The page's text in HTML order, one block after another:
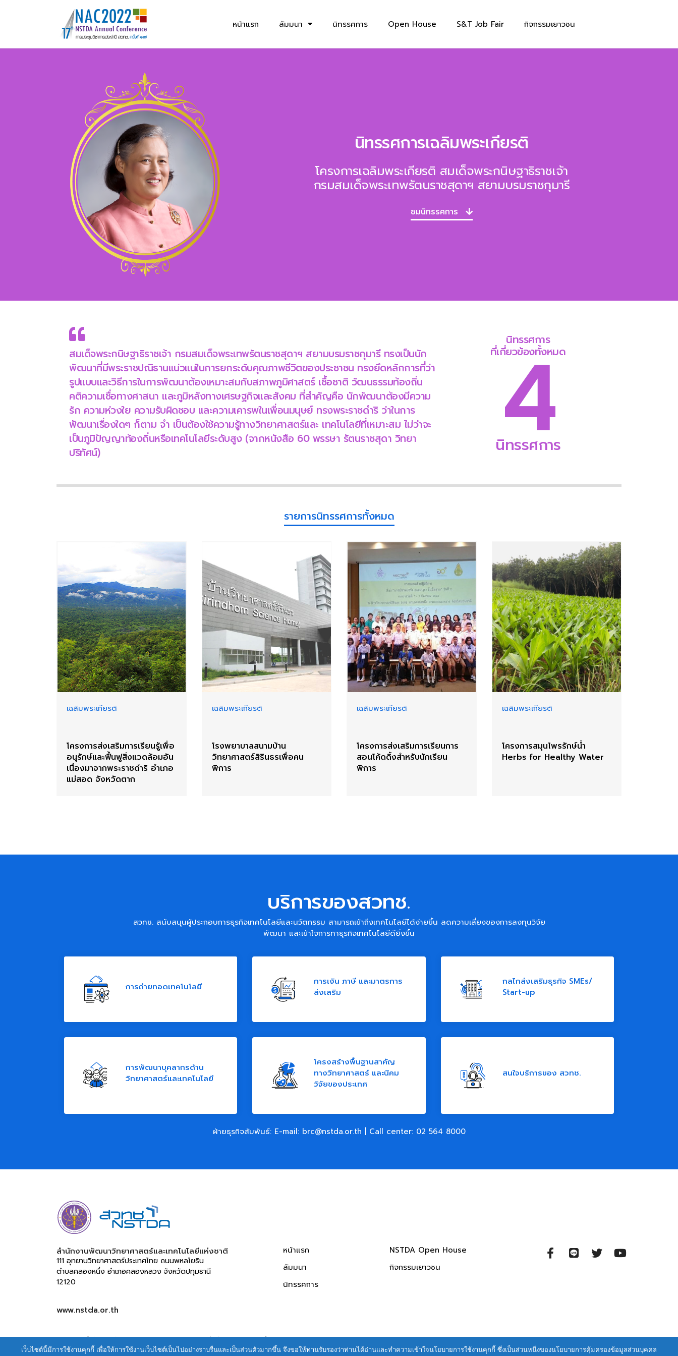
หน้าแรก สัมมนา นิทรรศการ Open House S&T Job Fair กิจกรรมเยาวชน
นิทรรศการเฉลิมพระเกียรติ
โครงการเฉลิมพระเกียรติ สมเด็จพระกนิษฐาธิราชเจ้า
กรมสมเด็จพระเทพรัตนราชสุดาฯ สยามบรมราชกุมารี
ชมนิทรรศการ
สมเด็จพระกนิษฐาธิราชเจ้า กรมสมเด็จพระเทพรัตนราชสุดาฯ สยามบรมราชกุมารี ทรงเป็นนัก
พัฒนาที่มีพระราชปณิธานแน่วแน่ในการยกระดับคุณภาพชีวิตของประชาชน ทรงยึดหลักการที่ว่า
รูปแบบและวิธีการในการพัฒนาต้องเหมาะสมกับสภาพภูมิศาสตร์ เชื้อชาติ วัฒนธรรมท้องถิ่น
คติความเชื่อทางศาสนา และภูมิหลังทางเศรษฐกิจและสังคม ที่สำคัญคือ นักพัฒนาต้องมีความ
รัก ความห่วงใย ความรับผิดชอบ และความเคารพในเพื่อนมนุษย์ ทรงพระราชดำริ ว่าในการ
พัฒนาเรื่องใดๆ ก็ตาม จำ เป็นต้องใช้ความรู้ทางวิทยาศาสตร์และ เทคโนโลยีที่เหมาะสม ไม่ว่าจะ
เป็นภูมิปัญญาท้องถิ่นหรือเทคโนโลยีระดับสูง (จากหนังสือ 60 พรรษา รัตนราชสุดา วิทยา
ปริทัศน์)
นิทรรศการ
ที่เกี่ยวข้องทั้งหมด
4
นิทรรศการ
รายการนิทรรศการทั้งหมด​
เฉลิมพระเกียรติ
โครงการส่งเสริมการเรียนรู้เพื่อ
อนุรักษ์และฟื้นฟูสิ่งแวดล้อมอัน
เนื่องมาจากพระราชดำริ อำเภอ
แม่สอด จังหวัดตาก
เฉลิมพระเกียรติ
โรงพยาบาลสนามบ้าน
วิทยาศาสตร์สิรินธรเพื่อคน
พิการ
เฉลิมพระเกียรติ
โครงการส่งเสริมการเรียนการ
สอนโค้ดดิ้งสำหรับนักเรียน
พิการ
เฉลิมพระเกียรติ
โครงการสมุนไพรรักษ์น้ำ
Herbs for Healthy Water
บริการของสวทช.
สวทช. สนับสนุนผู้ประกอบการธุรกิจเทคโนโลยีและนวัตกรรม สามารถเข้าถึงเทคโนโลยีได้ง่ายขึ้น ลดความเสี่ยงของการลงทุนวิจัย
พัฒนา และเข้าใจการทาธุรกิจเทคโนโลยีดียิ่งขึ้น
การถ่ายทอดเทคโนโลยี
การเงิน ภาษี และมาตรการ
ส่งเสริม
กลไกส่งเสริมธุรกิจ SMEs/
Start-up
การพัฒนาบุคลากรด้าน
วิทยาศาสตร์และเทคโนโลยี
โครงสร้างพื้นฐานสาคัญ
ทางวิทยาศาสตร์ และนิคม
วิจัยของประเทศ
สนใจบริการของ สวทช.
ฝ่ายธุรกิจสัมพันธ์: E-mail: brc@nstda.or.th | Call center: 02 564 8000
สำนักงานพัฒนาวิทยาศาสตร์และเทคโนโลยีแห่งชาติ​
111 อุทยานวิทยาศาสตร์ประเทศไทย ถนนพหลโยธิน
ตำบลคลองหนึ่ง อำเภอคลองหลวง จังหวัดปทุมธานี
12120
www.nstda.or.th
หน้าแรก
สัมมนา
นิทรรศการ
NSTDA Open House
กิจกรรมเยาวชน
© 2021 สำนักงานพัฒนาวิทยาศาสตร์และเทคโนโลยีแห่งชาติสงวนสิทธิ์ทุกประการ
ข้อกำหนดและนโยบายการให้บริการเว็บไซต์ | นโยบายการคุ้มครองข้อมูลส่วนบุคคล
เว็บไซต์นี้มีการใช้งานคุกกี้ เพื่อให้การใช้งานเว็บไซต์เป็นไปอย่างราบรื่นและเป็นส่วนตัวมากขึ้น จึงขอให้ท่านรับรองว่าท่านได้อ่านและทำความเข้าใจนโยบายการใช้งานคุกกี้ ซึ่งเป็นส่วนหนึ่งของนโยบายการคุ้มครองข้อมูลส่วนบุคคล